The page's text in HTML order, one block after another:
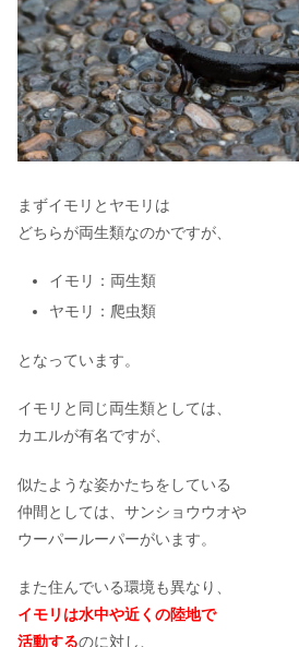
まずイモリとヤモリは
どちらが両生類なのかですが、
イモリ：両生類
ヤモリ：爬虫類
となっています。
イモリと同じ両生類としては、
カエルが有名ですが、
似たような姿かたちをしている
仲間としては、サンショウウオや
ウーパールーパーがいます。
また住んでいる環境も異なり、
イモリは水中や近くの陸地で
活動するのに対し、